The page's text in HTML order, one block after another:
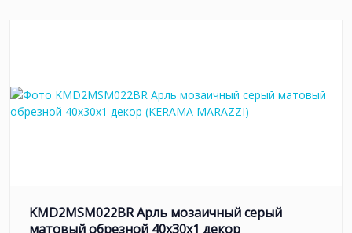
KMD2MSM022BR Арль мозаичный серый
матовый обрезной 40x30x1 декор